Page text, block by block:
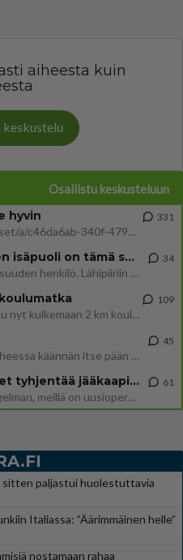
aiheesta kuin
Osallistu keskusteluun
hyvin
https://www.iltalehti.fi/viihdeuutiset/a/c46da6ab-340f-4790-aaa7-0865eed2336 Yrityksen konkurssihakemus on tullut kärä
331
Tiesitkö? Martina Aitolehden isäpuoli on tämä suosittu laulaja
Martina Aitolehti on seurattu julkisuuden henkilö. Lähipiiriin mahtuu muitakin tunnettuja henkilöitä. Tiesitkö, että Ma
34
Hesarissa päivitellään lapset joutuu nyt kulkemaan 2 km kouluun jösses. Ruostefillarilla tuo matka menee vaikka miten äk
109
Mutta mies vain tuijottaa, siinä vaiheessa käännän itse pään pois. Mikä juttu? Yleensä jos joku tuijottaa tai katsoo, hä
45
Uusioperheen aikuiset lapset tyhjentää jääkaapin käydessään
Miten selvittäisitte seuraavan ongelman, meillä on uusioperhe, minulla teini-ikäiset lapset ja puolisolla aikuiset, jotk
61
sitten paljastui huolestuttavia
Italiassa: ”Äärimmäinen helle”
nostamaan rahaa